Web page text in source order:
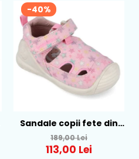
-40%
Sandale copii fete din
textil Biomecanics, Roz -
262177-A032
189,00 Lei
113,00 Lei